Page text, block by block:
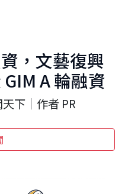
，文藝復興
A 輪融資
下｜作者 PR